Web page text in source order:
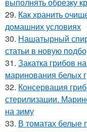
выполнять обрезку
29. Как хранить
домашних условиях
30. Нашатырный
статьи в новую
31. Закатка грибов
маринования белых
32. Консервация
стерилизации.
на зиму
33. В томатах белые